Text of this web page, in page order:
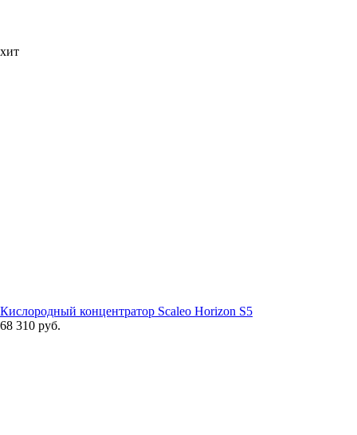
хит
Кислородный концентратор Scaleo Horizon S5
68 310 руб.